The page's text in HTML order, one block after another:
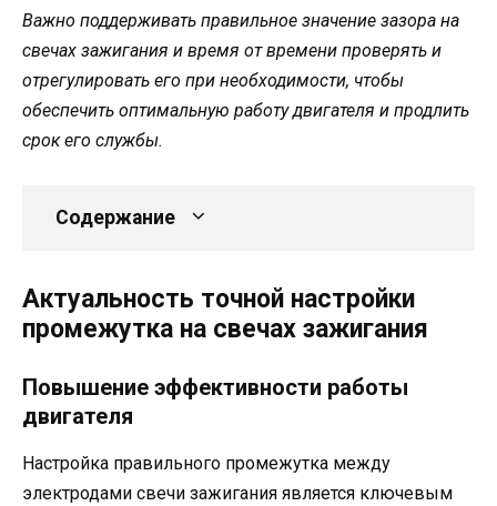
Важно поддерживать правильное значение зазора на
свечах зажигания и время от времени проверять и
отрегулировать его при необходимости, чтобы
обеспечить оптимальную работу двигателя и продлить
срок его службы.
Содержание
Актуальность точной настройки
промежутка на свечах зажигания
Повышение эффективности работы
двигателя
Настройка правильного промежутка между
электродами свечи зажигания является ключевым